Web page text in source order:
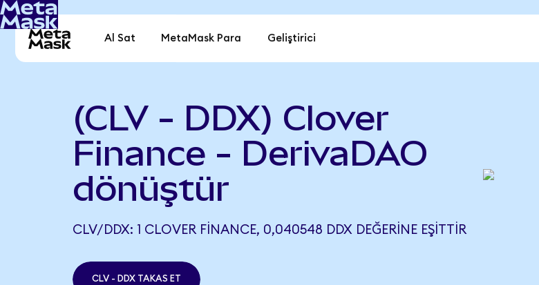
Al Sat MetaMask Para Geliştirici
(CLV - DDX) Clover
Finance - DerivaDAO
dönüştür
CLV/DDX: 1 CLOVER FINANCE, 0,040548 DDX DEĞERINE EŞITTIR
CLV - DDX TAKAS ET